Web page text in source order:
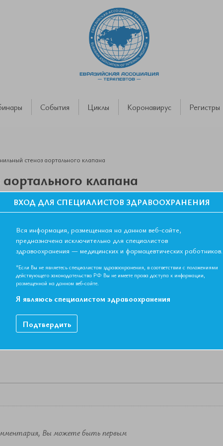
События Циклы Коронавирус Регистры
стеноз аортального клапана
клапана
Гендлин Геннадий Ефимович. IV Съезд Евразийской
МАТЕРИАЛ ДОСТУПЕН ТОЛЬКО ЧЛЕНАМ
Если вы являетесь членом ЕАТ, пожалуйста,авторизируйтесь
Как вступить в Ассоциацию
Вы можете быть первым
ВХОД ДЛЯ СПЕЦИАЛИСТОВ ЗДРАВООХРАНЕНИЯ
Вся информация, размещенная на данном веб-сайте,
предназначена исключительно для специалистов
здравоохранения — медицинских и фармацевтических работников.
*Если Вы не являетесь специалистом здравоохранения, в соответствии с положениями
действующего законодательства РФ Вы не имеете права доступа к информации,
размещенной на данном веб-сайте.
Я являюсь специалистом здравоохранения
Подтвердить